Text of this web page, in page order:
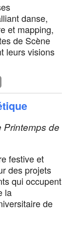
danse,
et mapping,
de Scène
leurs visions
Printemps de
festive et
des projets
qui occupent
la
de